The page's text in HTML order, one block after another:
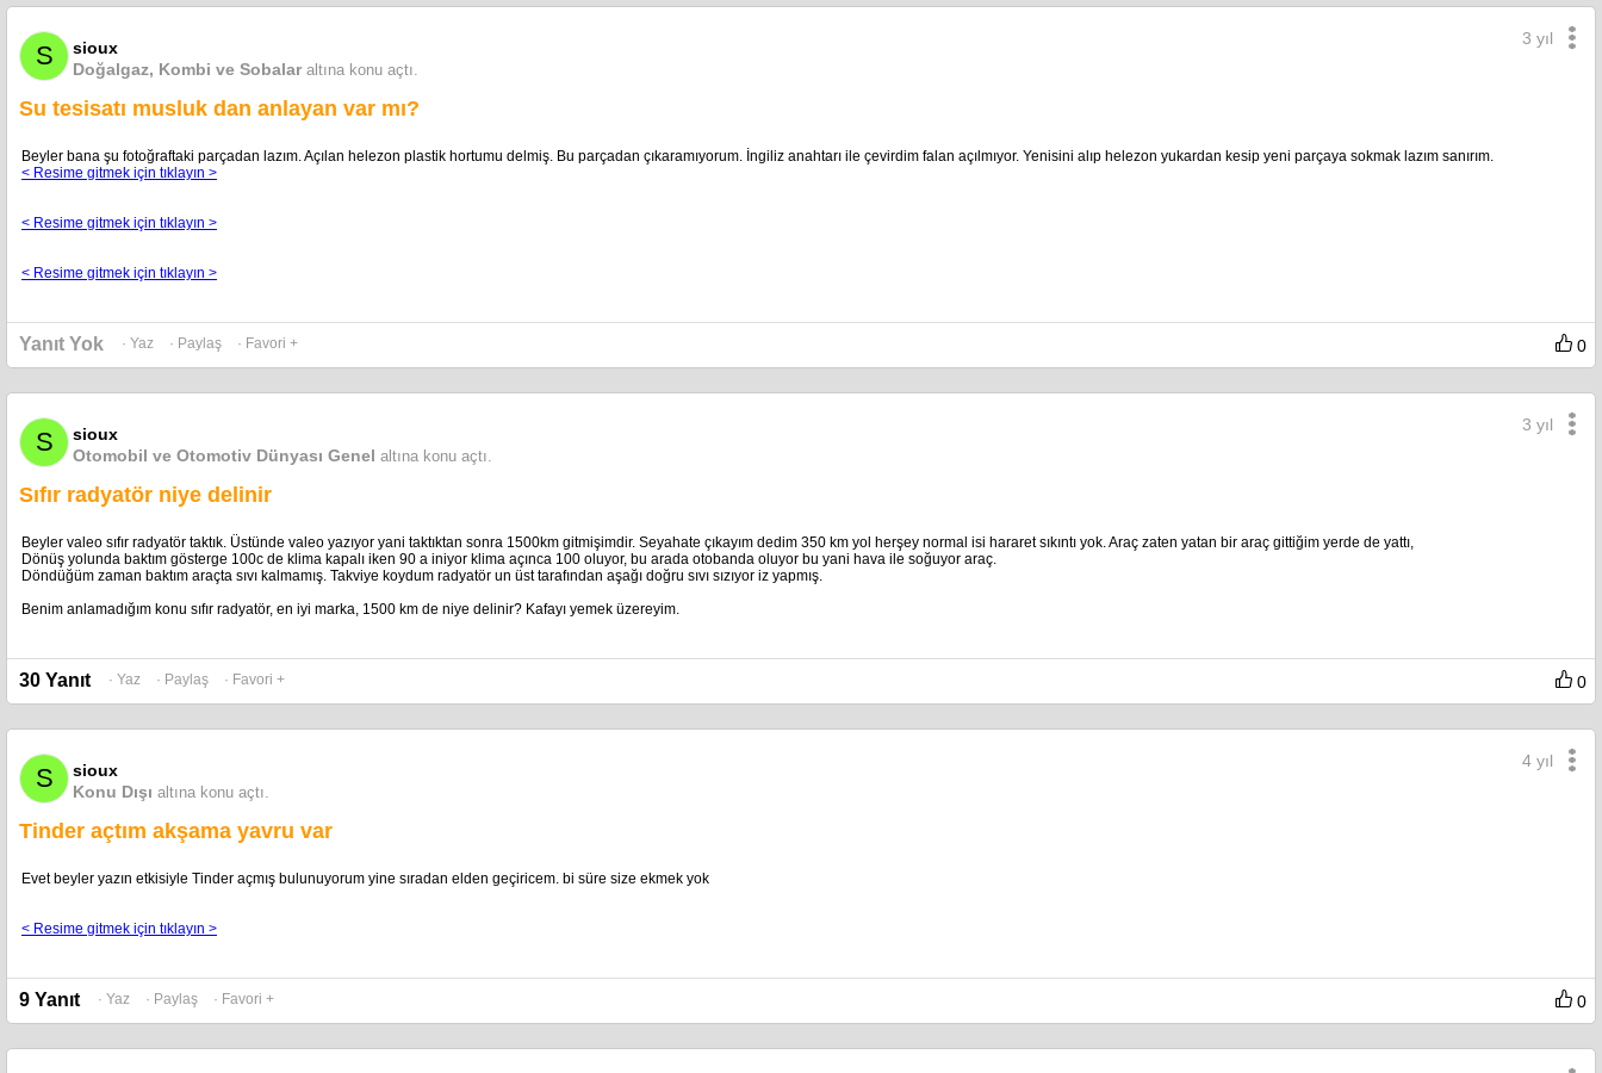
S
sioux
Doğalgaz, Kombi ve Sobalar altına konu açtı.
3 yıl
Su tesisatı musluk dan anlayan var mı?
Beyler bana şu fotoğraftaki parçadan lazım. Açılan helezon plastik hortumu delmiş. Bu parçadan çıkaramıyorum. İngiliz anahtarı ile çevirdim falan açılmıyor. Yenisini alıp helezon yukardan kesip yeni parçaya sokmak lazım sanırım.
< Resime gitmek için tıklayın >
< Resime gitmek için tıklayın >
< Resime gitmek için tıklayın >
Yanıt Yok · Yaz · Paylaş · Favori + 0
S
sioux
Otomobil ve Otomotiv Dünyası Genel altına konu açtı.
3 yıl
Sıfır radyatör niye delinir
Beyler valeo sıfır radyatör taktık. Üstünde valeo yazıyor yani taktıktan sonra 1500km gitmişimdir. Seyahate çıkayım dedim 350 km yol herşey normal isi hararet sıkıntı yok. Araç zaten yatan bir araç gittiğim yerde de yattı,
Dönüş yolunda baktım gösterge 100c de klima kapalı iken 90 a iniyor klima açınca 100 oluyor, bu arada otobanda oluyor bu yani hava ile soğuyor araç.
Döndüğüm zaman baktım araçta sıvı kalmamış. Takviye koydum radyatör un üst tarafından aşağı doğru sıvı sızıyor iz yapmış.
Benim anlamadığım konu sıfır radyatör, en iyi marka, 1500 km de niye delinir? Kafayı yemek üzereyim.
30 Yanıt · Yaz · Paylaş · Favori + 0
S
sioux
Konu Dışı altına konu açtı.
4 yıl
Tinder açtım akşama yavru var
Evet beyler yazın etkisiyle Tinder açmış bulunuyorum yine sıradan elden geçiricem. bi süre size ekmek yok
< Resime gitmek için tıklayın >
9 Yanıt · Yaz · Paylaş · Favori + 0